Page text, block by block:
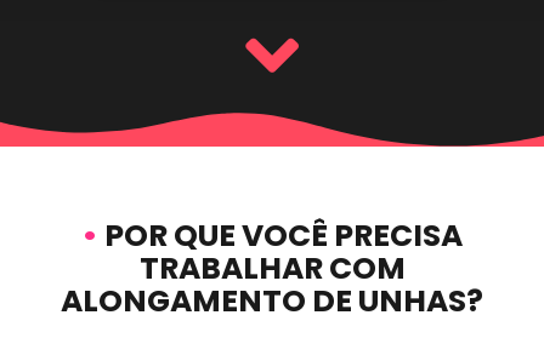
• POR QUE VOCÊ PRECISA
TRABALHAR COM
ALONGAMENTO DE UNHAS?